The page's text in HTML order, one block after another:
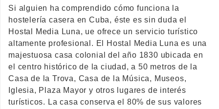
Si alguien ha comprendido cómo funciona la
hostelería casera en Cuba, éste es sin duda el
Hostal Media Luna, ue ofrece un servicio turístico
altamente profesional. El Hostal Media Luna es una
majestuosa casa colonial del año 1830 ubicada en
el centro histórico de la ciudad, a 50 metros de la
Casa de la Trova, Casa de la Música, Museos,
Iglesia, Plaza Mayor y otros lugares de interés
turísticos. La casa conserva el 80% de sus valores